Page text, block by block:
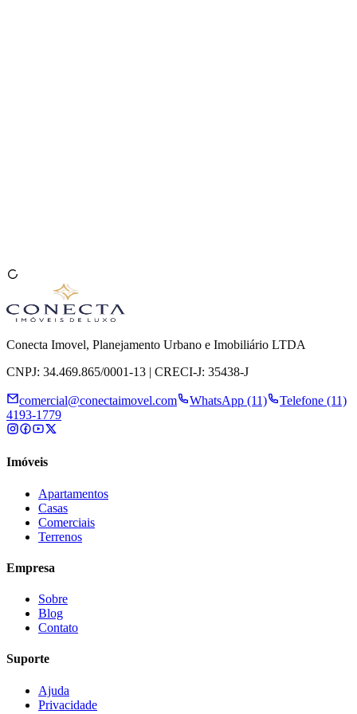
Conecta Imovel, Planejamento Urbano e Imobiliário LTDA
CNPJ: 34.469.865/0001-13 | CRECI-J: 35438-J
comercial@conectaimovel.com WhatsApp (11)
Telefone (11)
4193-1779
Imóveis
Apartamentos
Casas
Comerciais
Terrenos
Empresa
Sobre
Blog
Contato
Suporte
Ajuda
Privacidade